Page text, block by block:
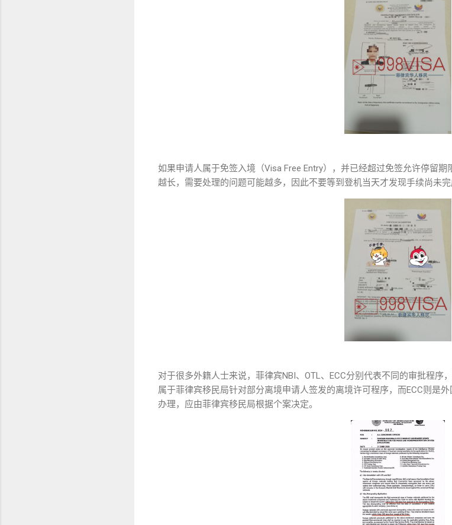
如果申请人属于免签入境（Visa Free Entry），并已经超过免签允许停留
越长，需要处理的问题可能越多，因此不要等到登机当天才发现手续尚未完
对于很多外籍人士来说，菲律宾NBI、OTL、ECC分别代表不同的审批程序
属于菲律宾移民局针对部分离境申请人签发的离境许可程序，而ECC则是
办理，应由菲律宾移民局根据个案决定。